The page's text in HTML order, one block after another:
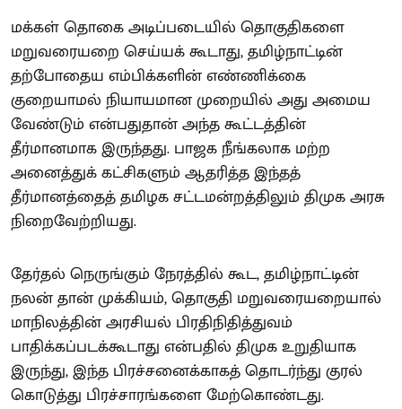
மக்கள் தொகை அடிப்படையில் தொகுதிகளை
மறுவரையறை செய்யக் கூடாது, தமிழ்நாட்டின்
தற்போதைய எம்பிக்களின் எண்ணிக்கை
குறையாமல் நியாயமான முறையில் அது அமைய
வேண்டும் என்பதுதான் அந்த கூட்டத்தின்
தீர்மானமாக இருந்தது. பாஜக நீங்கலாக மற்ற
அனைத்துக் கட்சிகளும் ஆதரித்த இந்தத்
தீர்மானத்தைத் தமிழக சட்டமன்றத்திலும் திமுக அரசு
நிறைவேற்றியது.
தேர்தல் நெருங்கும் நேரத்தில் கூட, தமிழ்நாட்டின்
நலன் தான் முக்கியம், தொகுதி மறுவரையறையால்
மாநிலத்தின் அரசியல் பிரதிநிதித்துவம்
பாதிக்கப்படக்கூடாது என்பதில் திமுக உறுதியாக
இருந்து, இந்த பிரச்சனைக்காகத் தொடர்ந்து குரல்
கொடுத்து பிரச்சாரங்களை மேற்கொண்டது.